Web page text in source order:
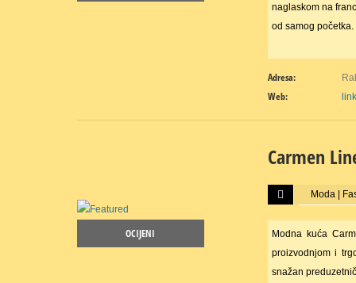
naglaskom na
od samog
Adresa:
Web: link
OCIJENI
Carmen
Moda |
Modna kuća
proizvodnjom i
snažan